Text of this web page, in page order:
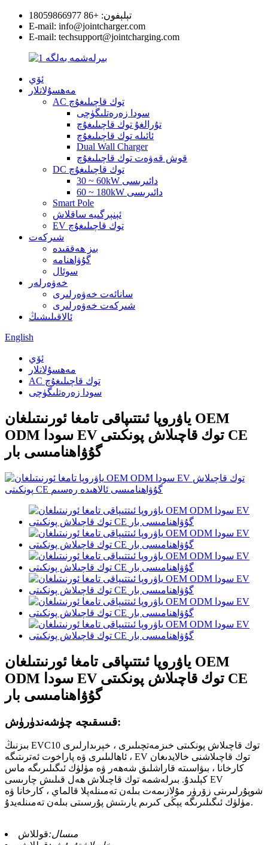
تېلېفون: +86 18059866977
E-mail: info@jointcharger.com
E-mail: techsupport@jointcharging.com
ئۆي
مەھسۇلاتلار
AC توك قاچىلىغۇچ
سودا زەرەتلىگۈچى
تۇرالغۇ توك قاچىلىغۇچ
ئائىلە توك قاچىلىغۇچ
Dual Wall Charger
قوش قەۋەت توك قاچىلىغۇچ
DC توك قاچىلىغۇچ
30 ~ 60kW دائىرىسى
60 ~ 180kW دائىرىسى
Smart Pole
ئېنېرگىيە ساقلاش
EV توك قاچىلىغۇچ
شىركەت
بىز ھەققىدە
گۇۋاھنامە
سوئال
خەۋەرلەر
سانائەت خەۋەرلىرى
شىركەت خەۋەرلىرى
ئالاقىلىشىڭ
English
ئۆي
مەھسۇلاتلار
AC توك قاچىلىغۇچ
سودا زەرەتلىگۈچى
ياۋروپا ئىتتىپاقى تامغا ئورنىتىلغان OEM
ODM سودا EV توك قاچىلاش پونكىتى CE
گۇۋاھنامىسى بار
ياۋروپا ئىتتىپاقى تامغا ئورنىتىلغان OEM
ODM سودا EV توك قاچىلاش پونكىتى CE
گۇۋاھنامىسى بار
قىسقىچە چۈشەندۈرۈش:
بىزنىڭ EVC10 توك قاچىلاش پونكىتى خىزمەتچىلىرى ، خېرىدارلىرى
، ئاھالىلىرى ۋە پاراخوت ئەترىتىگە EV توك قاچىلاشنى خالايدىغان
كارخانا ، بىۋاسىتە قاراشلىق شەھەر ۋە مۈلۈك ئىگىلىرىگە ماس
كېلىدۇ. بىرلەشمە توك قاچىلاش ھەل قىلىش چارىسى EV
شوپۇرلىرىنى زۆرۈر مۇلازىمەت بىلەن تەمىنلەپلا قالماي ، كارخانا ۋە
مۈلۈك ئىگىلىرىگە يېڭى كىرىم يارىتىش پۇرسىتى بىلەن تەمىنلەيدۇ.
مىسال:قوللاش